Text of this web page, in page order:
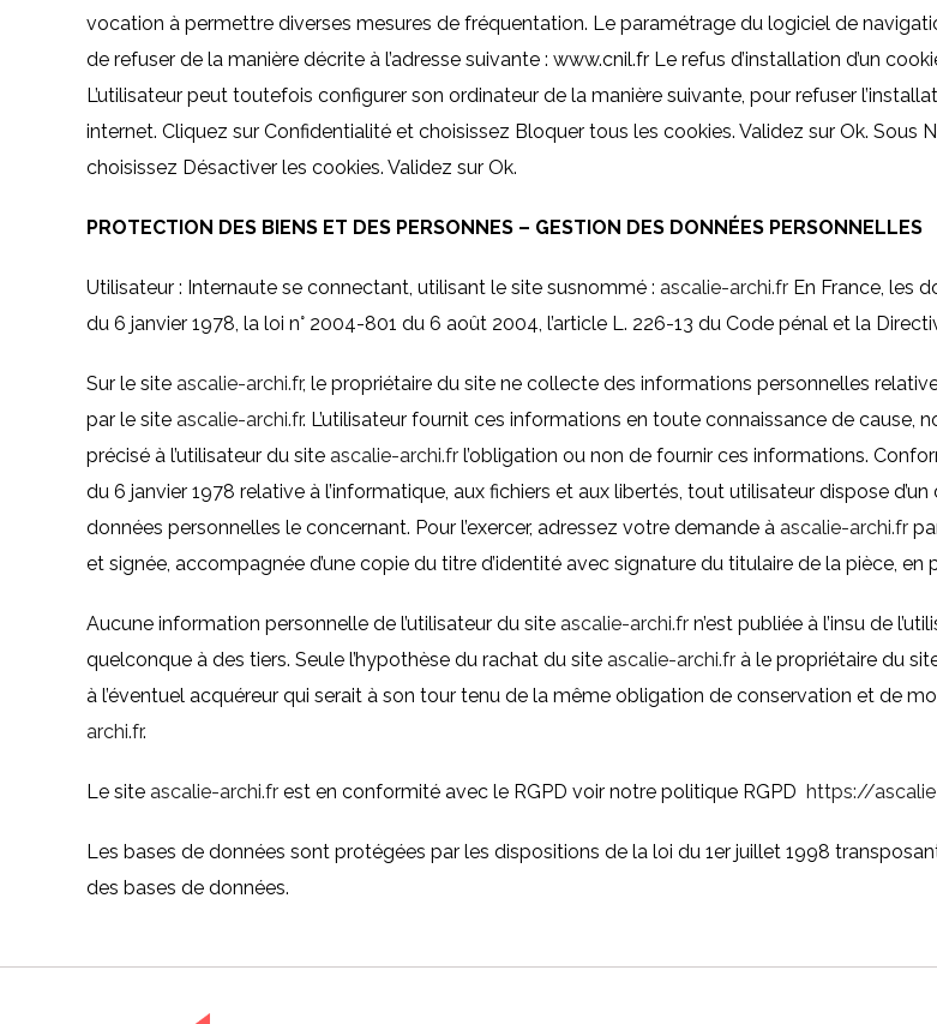
vocation à permettre diverses mesures de fréquentation. Le paramétrage du logiciel de
de refuser de la manière décrite à l’adresse suivante : www.cnil.fr Le refus d’installation d’un
L’utilisateur peut toutefois configurer son ordinateur de la manière suivante, pour refuser
internet. Cliquez sur Confidentialité et choisissez Bloquer tous les cookies. Validez sur Ok.
choisissez Désactiver les cookies. Validez sur Ok.
PROTECTION DES BIENS ET DES PERSONNES – GESTION DES DONNÉES PERSONNELLES
Utilisateur : Internaute se connectant, utilisant le site susnommé : ascalie-archi.fr En France, les
du 6 janvier 1978, la loi n° 2004-801 du 6 août 2004, l’article L. 226-13 du Code pénal et la
Sur le site ascalie-archi.fr, le propriétaire du site ne collecte des informations personnelles
par le site ascalie-archi.fr. L’utilisateur fournit ces informations en toute connaissance de cause,
précisé à l’utilisateur du site ascalie-archi.fr l’obligation ou non de fournir ces informations.
du 6 janvier 1978 relative à l’informatique, aux fichiers et aux libertés, tout utilisateur dispose
données personnelles le concernant. Pour l’exercer, adressez votre demande à ascalie-archi.fr
et signée, accompagnée d’une copie du titre d’identité avec signature du titulaire de la pièce,
Aucune information personnelle de l’utilisateur du site ascalie-archi.fr n’est publiée à l’insu de
quelconque à des tiers. Seule l’hypothèse du rachat du site ascalie-archi.fr à le propriétaire du
à l’éventuel acquéreur qui serait à son tour tenu de la même obligation de conservation et de
archi.fr.
Le site ascalie-archi.fr est en conformité avec le RGPD voir notre politique RGPD https://
Les bases de données sont protégées par les dispositions de la loi du 1er juillet 1998
des bases de données.